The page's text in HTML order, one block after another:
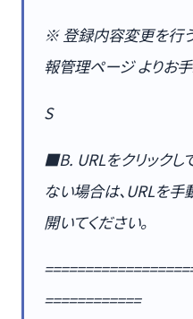
※ 登録内容変更を行
報管理ページ よりお手
S
■B. URLをクリックし
ない場合は、URLを手
開いてください。
============